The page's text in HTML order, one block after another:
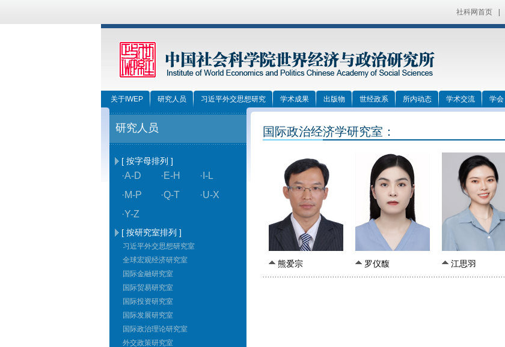
社科网首页
关于IWEP 研究人员 习近平外交思想研究 学术成果 出版物 世经政系 所内动态 学术交流 学会
研究人员
[ 按字母排列 ]
·A-D ·E-H
·I-L
·M-P
·Q-T
·U-X
·Y-Z
[ 按研究室排列 ]
习近平外交思想研究室
全球宏观经济研究室
国际金融研究室
国际贸易研究室
国际投资研究室
国际发展研究室
国际政治理论研究室
外交政策研究室
国际政治经济学研究室：
熊爱宗 罗仪馥 江思羽